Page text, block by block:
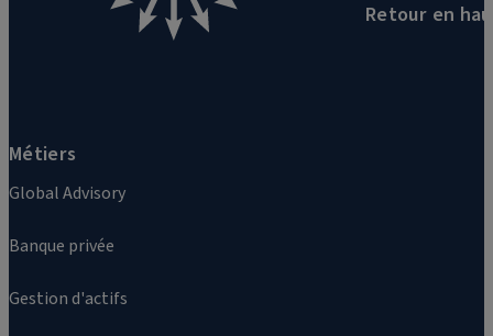
Métiers
Global Advisory
Banque privée
Gestion d'actifs
Retour en